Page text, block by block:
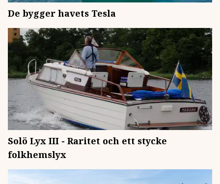
De bygger havets Tesla
Solö Lyx III - Raritet och ett stycke
folkhemslyx